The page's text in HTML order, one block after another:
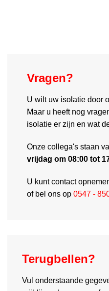
Vragen?
U wilt uw isolatie door
Maar u heeft nog
isolatie er zijn en wat
Onze collega's staan
vrijdag om 08:00 tot
U kunt contact
of bel ons op 0547 -
Terugbellen?
Vul onderstaande